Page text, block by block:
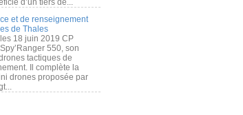
d’un tiers de...
et de renseignement
de Thales
18 juin 2019 CP
550, son
tactiques de
Il complète la
drones proposée par